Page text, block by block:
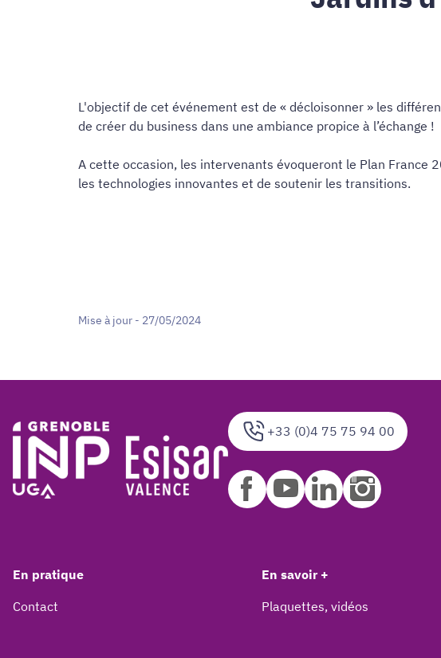
L'objectif de cet événement est de « décloisonner » les
de créer du business dans une ambiance propice à l’échange !
A cette occasion, les intervenants évoqueront le Plan
les technologies innovantes et de soutenir les transitions.
Mise à jour - 27/05/2024
+33 (0)4 75 75 94 00
En pratique
Contact
En savoir +
Plaquettes, vidéos